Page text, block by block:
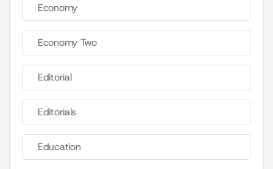
Economy
Economy Two
Editorial
Editorials
Education